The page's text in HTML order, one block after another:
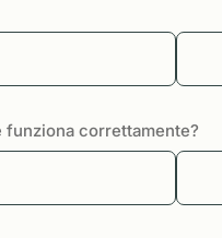
funziona correttamente?